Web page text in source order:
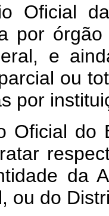
Oficial
por
e
ou
por
Oficial do
da
ou do